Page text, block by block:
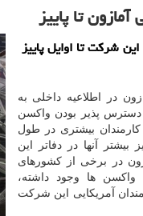
تا پاییز
شرکت تا اوایل پاییز
در اطلاعیه داخلی به
دسترس پذیر بودن واکسن
داریم کارمندان بیشتری در طول
بیشتر آنها در دفاتر این
در برخی از کشورهای
واکسن ها وجود داشته،
آمریکایی این شرکت